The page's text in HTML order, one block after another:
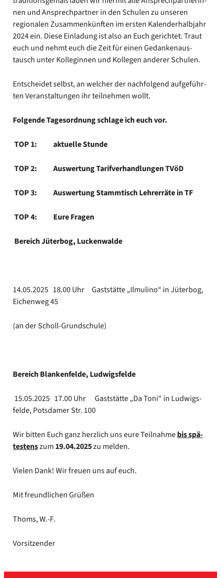
nen und Ansprech­part­ner in den Schu­len zu unse­ren
regio­na­len Zusam­men­künf­ten im ers­ten Kalen­der­halb­jahr
2024 ein. Die­se Ein­la­dung ist also an Euch gerich­tet. Traut
euch und nehmt euch die Zeit für einen Gedan­ken­aus­
tausch unter Kol­le­gin­nen und Kol­le­gen ande­rer Schu­len.
Ent­schei­det selbst, an wel­cher der nach­fol­gend auf­ge­führ­
ten Ver­an­stal­tun­gen ihr teil­neh­men wollt.
Fol­gen­de Tages­ord­nung schla­ge ich euch vor.
TOP 1: aktu­el­le Stun­de
TOP 2: Aus­wer­tung Tarif­ver­hand­lun­gen TVöD
TOP 3: Aus­wer­tung Stamm­tisch Leh­rer­rä­te in TF
TOP 4: Eure Fra­gen
Bereich Jüter­bog, Lucken­wal­de
14.05.2025 18.00 Uhr Gast­stät­te „Ilmu­li­no“ in Jüter­bog,
Eichen­weg 45
(an der Scholl-Grundschule)
Bereich Blan­ken­fel­de, Lud­wigs­fel­de
15.05.2025 17.00 Uhr Gast­stät­te „Da Toni“ in Lud­wigs­
fel­de, Pots­da­mer Str. 100
Wir bit­ten Euch ganz herz­lich uns eure Teil­nah­mebis spä­
tes­tenszum 19.04.2025zu mel­den.
Vie­len Dank! Wir freu­en uns auf euch.
Mit freund­li­chen Grü­ßen
Thoms, W.-F.
Vor­sit­zen­der